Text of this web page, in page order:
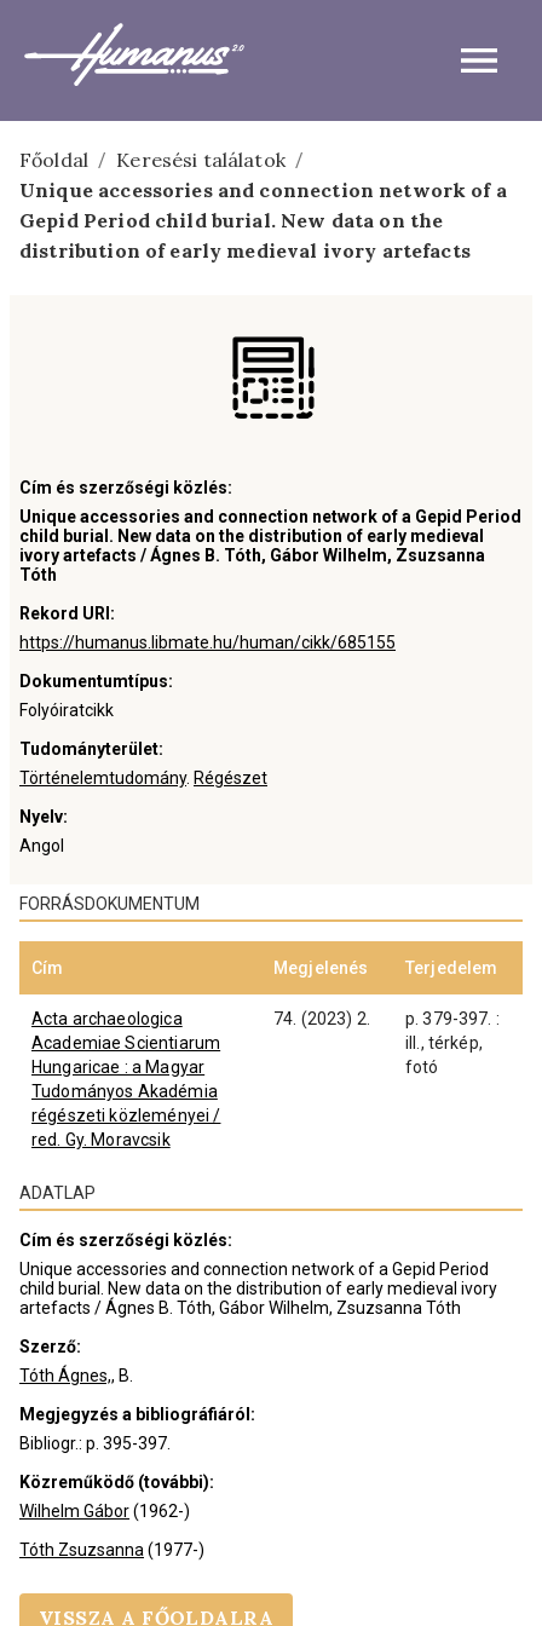
Főoldal / Keresési találatok /
Unique accessories and connection network of a
Gepid Period child burial. New data on the
distribution of early medieval ivory artefacts
Cím és szerzőségi közlés:
Unique accessories and connection network of a Gepid Period
child burial. New data on the distribution of early medieval
ivory artefacts / Ágnes B. Tóth, Gábor Wilhelm, Zsuzsanna
Tóth
Rekord URI :
https://humanus.libmate.hu/human/cikk/685155
Dokumentumtípus:
Folyóiratcikk
Tudományterület:
Történelemtudomány. Régészet
Nyelv:
Angol
FORRÁSDOKUMENTUM
Cím Megjelenés Terjedelem
Acta archaeologica
Academiae Scientiarum
Hungaricae : a Magyar
Tudományos Akadémia
régészeti közleményei /
red. Gy. Moravcsik
74. (2023) 2.
p. 379-397. :
ill., térkép,
fotó
ADATLAP
Cím és szerzőségi közlés:
Unique accessories and connection network of a Gepid Period
child burial. New data on the distribution of early medieval ivory
artefacts / Ágnes B. Tóth, Gábor Wilhelm, Zsuzsanna Tóth
Szerző:
Tóth Ágnes,, B.
Megjegyzés a bibliográfiáról :
Bibliogr.: p. 395-397.
Közreműködő (további):
Wilhelm Gábor(1962-)
Tóth Zsuzsanna (1977-)
VISSZA A FŐOLDALRA